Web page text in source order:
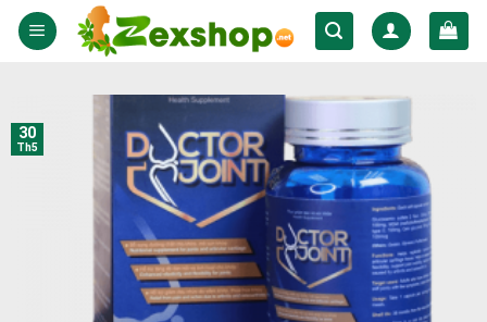
Skip
30
Th5